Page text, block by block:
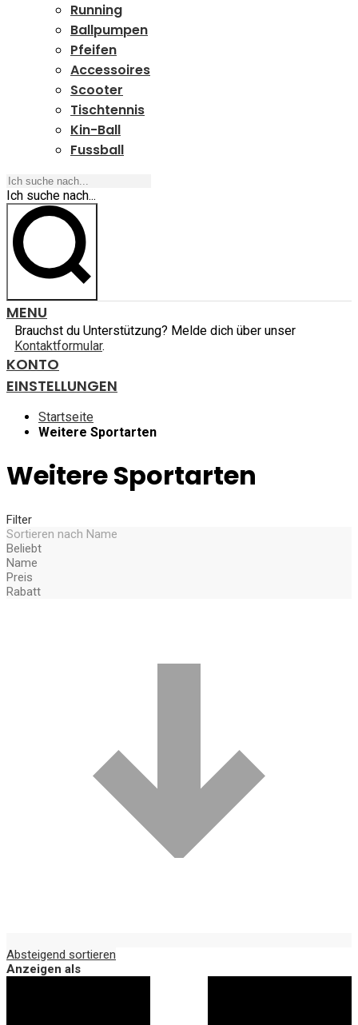
Running
Ballpumpen
Pfeifen
Accessoires
Scooter
Tischtennis
Kin-Ball
Fussball
Ich suche nach...
MENU
Brauchst du Unterstützung? Melde dich über unser
Kontaktformular.
KONTO
EINSTELLUNGEN
Startseite
Weitere Sportarten
Weitere Sportarten
Filter
Sortieren nach Name
Beliebt
Name
Preis
Rabatt
Absteigend sortieren
Anzeigen als